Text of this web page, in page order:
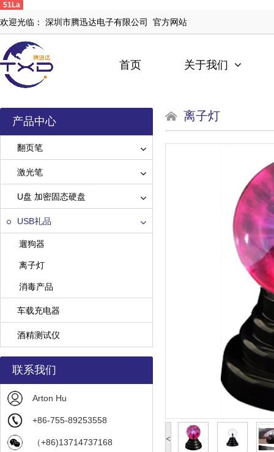
51La
欢迎光临： 深圳市腾迅达电子有限公司 官方网站
首页 关于我们
产品中心
翻页笔
激光笔
U盘 加密固态硬盘
USB礼品
遛狗器
离子灯
消毒产品
车载充电器
酒精测试仪
联系我们
Arton Hu
+86-755-89253558
（+86)13714737168
离子灯
<